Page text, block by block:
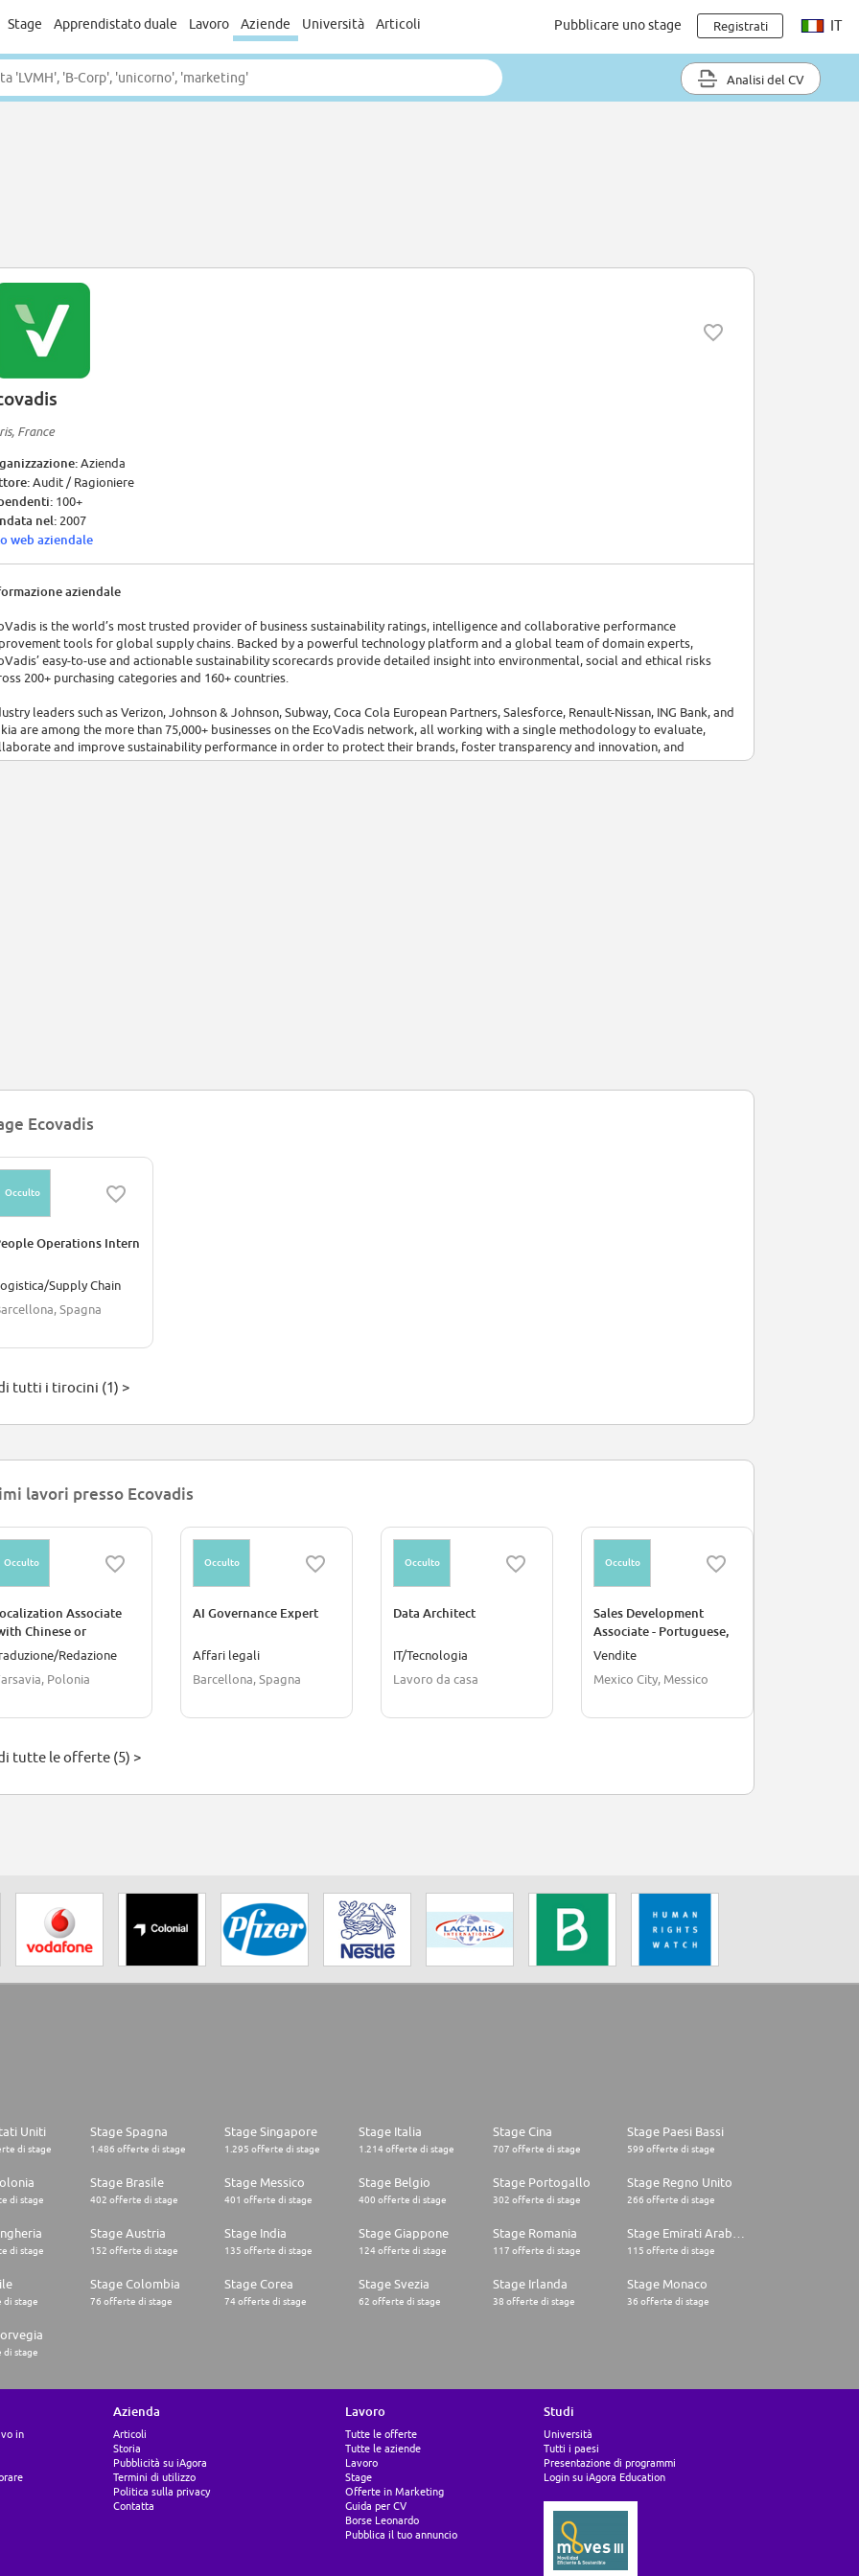
Stage Apprendistato duale Lavoro Aziende Università Articoli Pubblicare uno stage Registrati IT
Analisi del CV
France
Azienda
Audit / Ragioniere
100+
nel: 2007
web aziendale
aziendale
is the world’s most trusted provider of business sustainability ratings, intelligence and collaborative performance
tools for global supply chains. Backed by a powerful technology platform and a global team of domain experts,
easy-to-use and actionable sustainability scorecards provide detailed insight into environmental, social and ethical risks
200+ purchasing categories and 160+ countries.
leaders such as Verizon, Johnson & Johnson, Subway, Coca Cola European Partners, Salesforce, Renault-Nissan, ING Bank, and
are among the more than 75,000+ businesses on the EcoVadis network, all working with a single methodology to evaluate,
and improve sustainability performance in order to protect their brands, foster transparency and innovation, and
growth.
Ecovadis
Occulto
Operations Intern
Supply Chain
Spagna
tutti i tirocini (1) >
lavori presso Ecovadis
Occulto
Associate
Chinese or
Redazione
Polonia
Occulto
AI Governance Expert
Affari legali
Barcellona, Spagna
Occulto
Data Architect
IT/Tecnologia
Lavoro da casa
Occulto
Sales Development
Associate - Portuguese,
Spanish, and English
Vendite
Mexico City, Messico
tutte le offerte (5) >
Uniti
di stage
Stage Spagna
1.486 offerte di stage
Stage Singapore
1.295 offerte di stage
Stage Italia
1.214 offerte di stage
Stage Cina
707 offerte di stage
Stage Paesi Bassi
599 offerte di stage
di stage
Stage Brasile
402 offerte di stage
Stage Messico
401 offerte di stage
Stage Belgio
400 offerte di stage
Stage Portogallo
302 offerte di stage
Stage Regno Unito
266 offerte di stage
di stage
Stage Austria
152 offerte di stage
Stage India
135 offerte di stage
Stage Giappone
124 offerte di stage
Stage Romania
117 offerte di stage 115 offerte di stage
stage
Stage Colombia
76 offerte di stage
Stage Corea
74 offerte di stage
Stage Svezia
62 offerte di stage
Stage Irlanda
38 offerte di stage
Stage Monaco
36 offerte di stage
stage
in
Azienda
Articoli
Storia
Pubblicità su iAgora
Termini di utilizzo
Politica sulla privacy
Contatta
Lavoro
Tutte le offerte
Tutte le aziende
Lavoro
Stage
Offerte in Marketing
Guida per CV
Borse Leonardo
Pubblica il tuo annuncio
Studi
Università
Tutti i paesi
Presentazione di programmi
Login su iAgora Education